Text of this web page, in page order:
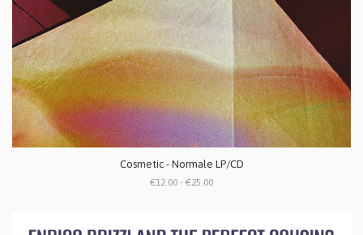
Cosmetic - Normale LP/CD
€12.00 - €25.00